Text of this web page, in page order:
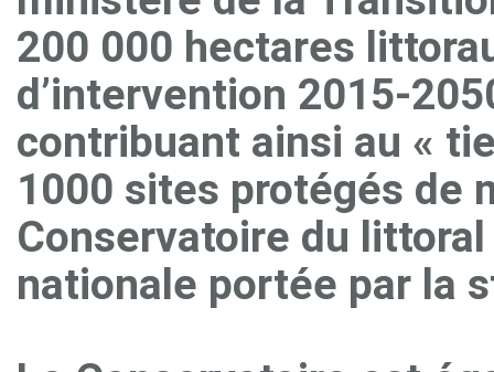
200 000 hectares
d’intervention 2015-
contribuant ainsi au «
1000 sites protégés de
Conservatoire du
nationale portée par la